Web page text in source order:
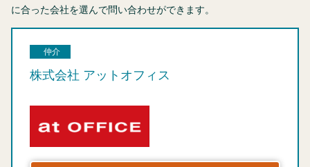
に合った会社を選んで問い合わせができます。
仲介
株式会社 アットオフィス